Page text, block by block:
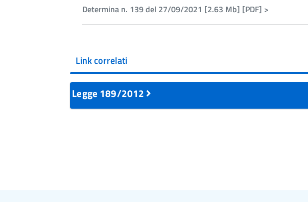
Determina n. 139 del 27/09/2021 [2.63 Mb] [PDF] >
Link correlati
Legge 189/2012